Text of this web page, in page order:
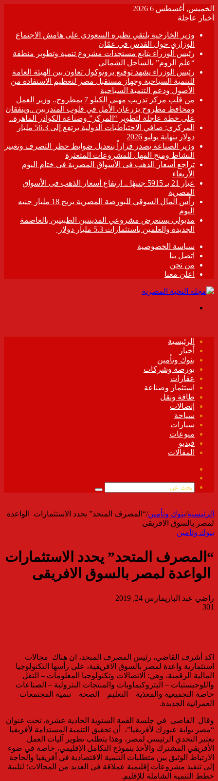
الخميس, أغسطس 6 2026
أخبار عاجلة
وزير الخارجية يلتقي نظيره السعودي على هامش الاجتماع
الوزاري حول القدس في عمّان
رئيس الوزراء يتابع مستجدات مشروع تنمية وتطوير منطقة
“علم الروم” بالساحل الشمالي
رئيس الوزراء يشهد توقيع بروتوكول تعاون بين الهيئة العامة
للتنمية السياحية وجهاز مستقبل مصر لتعظيم الاستفادة من
الأصول ودعم التنمية السياحية
من قلب مركز تدريب مهني الكيلو 7 بمطروح.. وزير العمل
ومحافظ مطروح يزرعان الأمل في قلوب المتدربين ..ويتفقان
على خطة عاجلة لتطوير “المركز” وصناعة الكوادر الماهرة..
المركزي: صافي الاحتياطيات الدولية يرتفع إلى 56.3 مليار
دولار بنهاية يوليو 2026
وزير الصناعة يصدر قراراً بتعديل ضوابط حظر التصرف وتغيير
النشاط ومنح المهل للمشروعات المتعثرة
تراجع أسعار الذهب فى الأسواق المصرية فى ختام اليوم
الأربعاء
عيار 21 بـ 5915 جنيهًا .. ارتفاع أسعار الذهب فى الأسواق
المصرية
رأس المال السوقي للبورصة المصرية يربح 18 مليار جنيه
اليوم
مدبولي يستعرض مشروعي المدينتين الطبيتين بالعاصمة
الجديدة والعلمين باستثمارات 5.3 مليار دولار
سياسة الخصوصية
اتصل بنا
من نحن
اعلن معنا
الرئيسية
أخبار
بنوك وتأمين
بورصة وشركات
عقارات
استثمار وصناعة
طاقة ونقل
إتصالات
سياحة
سيارات
منوعات
فيديو
المقالات
الموقع
بحث
الرئيسية/بنوك وتأمين/“المصرف المتحد” يحدد الاستثمارات الواعدة
لمصر بالسوق الافريقى
بنوك وتأمين
“المصرف المتحد” يحدد الاستثمارات
الواعدة لمصر بالسوق الافريقى
راضي عبد الباريمارس 24, 2019
301
اكد أشرف القاضي، رئيس المصرف المتحد، ان هناك مجالات
استثمارية واعدة لمصر بالسوق الافريقية، على رأسها التكنولوجيا
المالية الرقمية، وهي: الاتصالات وتكنولوجيا المعلومات – النقل
واللوجيستيات – البتروكيماويات والمنتجات البترولية – الصناعات
خاصة التجميعية والمغذية – التعليم – الصحة – تنمية المجتمعات
العمرانية الجديدة.
وقال القاضى في جلسة القمة السنوية الحادية عشرة، تحت عنوان
“مصر بوابة عبورك لأفريقيا”، أن تحقيق التنمية المستدامة لأفريقيا
يعتبر التحدي الرئيسي لمصر، وهذا يتطلب تطوير آليات العمل
الأفريقي المشترك والأخذ بنموذج التكامل الإقليمي، خاصة في ضوء
الارتباط الوثيق بين متطلبات التنمية الاقتصادية في أفريقيا والحاجة
إلى تنفيذ مشروعات إقليمية عملاقة في العديد من المجالات؛ لتلبية
خطط التنمية الشاملة للإقليم.